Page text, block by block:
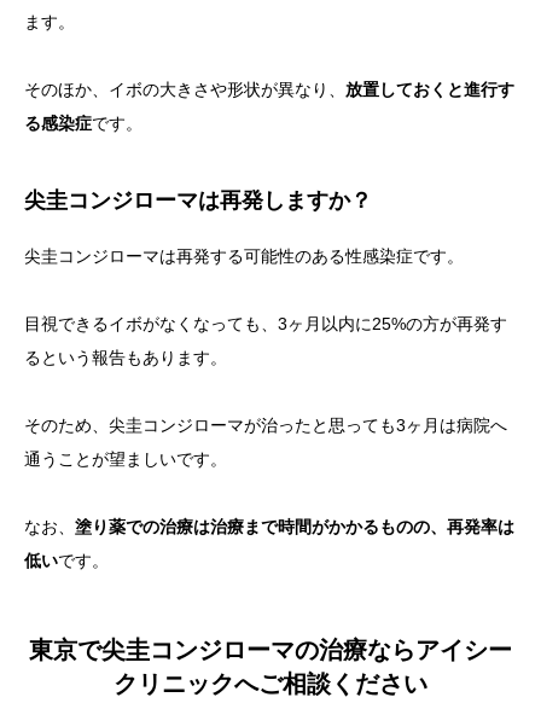
ます。
そのほか、イボの大きさや形状が異なり、 放置しておくと進行す
る感染症です。
尖圭コンジローマは再発しますか？
尖圭コンジローマは再発する可能性のある性感染症です。
目視できるイボがなくなっても、3ヶ月以内に25%の方が再発す
るという報告もあります。
そのため、尖圭コンジローマが治ったと思っても3ヶ月は病院へ
通うことが望ましいです。
なお、 塗り薬での治療は治療まで時間がかかるものの、再発率は
低いです。
東京で尖圭コンジローマの治療ならアイシー
クリニックへご相談ください